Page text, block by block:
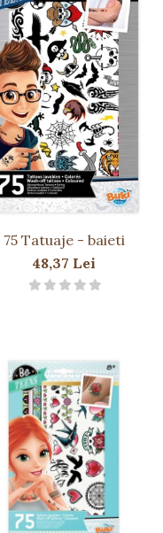
75 Tatuaje - baieti
48,37 Lei